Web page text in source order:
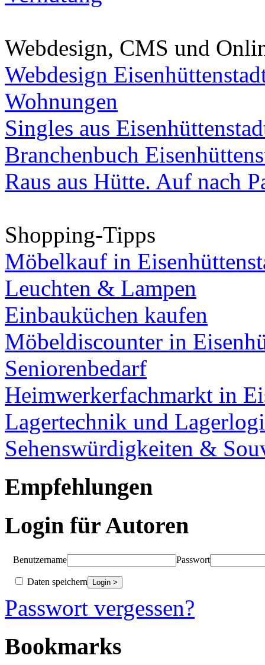
Webdesign, CMS und
Webdesign
Wohnungen
Singles aus
Branchenbuch
Raus aus Hütte. Auf nach
Shopping-Tipps
Möbelkauf in
Leuchten & Lampen
Einbauküchen kaufen
Möbeldiscounter in
Seniorenbedarf
Heimwerkerfachmarkt in
Lagertechnik und
Sehenswürdigkeiten &
Empfehlungen
Login für Autoren
Benutzername Passwort
Daten speichern
Passwort vergessen?
Bookmarks